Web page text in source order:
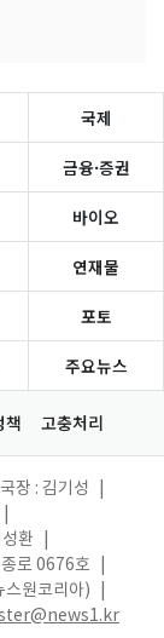
국제
금융·증권
바이오
연재물
포토
주요뉴스
책 고충처리
장 : 김기성
환
로 0676호
스원코리아)